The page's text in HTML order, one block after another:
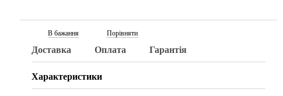
В бажання Порівняти
Доставка Оплата Гарантія
Характеристики